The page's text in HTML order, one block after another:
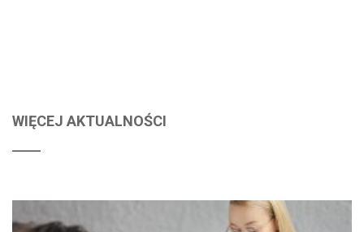
WIĘCEJ AKTUALNOŚCI